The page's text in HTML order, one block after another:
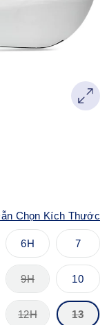
Chọn Kích Thước
6H 7
9H 10
12H 13